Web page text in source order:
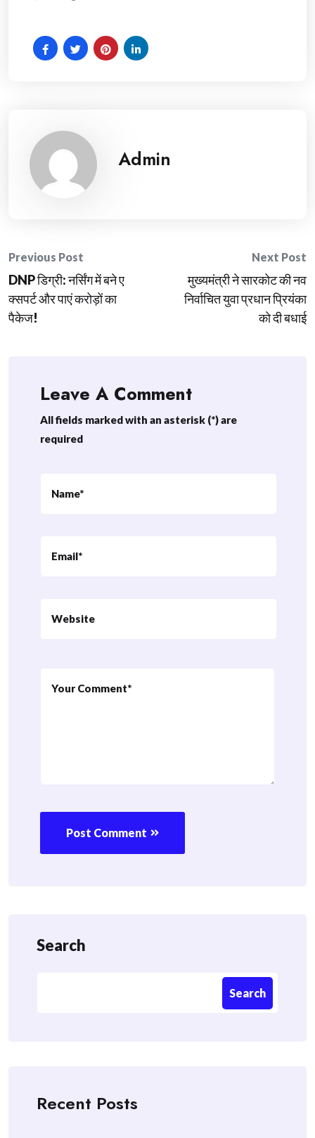
Admin
Post
navigation
Previous Post
DNP डिग्री: नर्सिंग में बने ए
क्सपर्ट और पाएं करोड़ों का
पैकेज!
Next Post
मुख्यमंत्री ने सारकोट की नव
निर्वाचित युवा प्रधान प्रियंका
को दी बधाई
Leave A Comment
All fields marked with an asterisk (*) are
required
Post Comment
Search
Search
Recent Posts